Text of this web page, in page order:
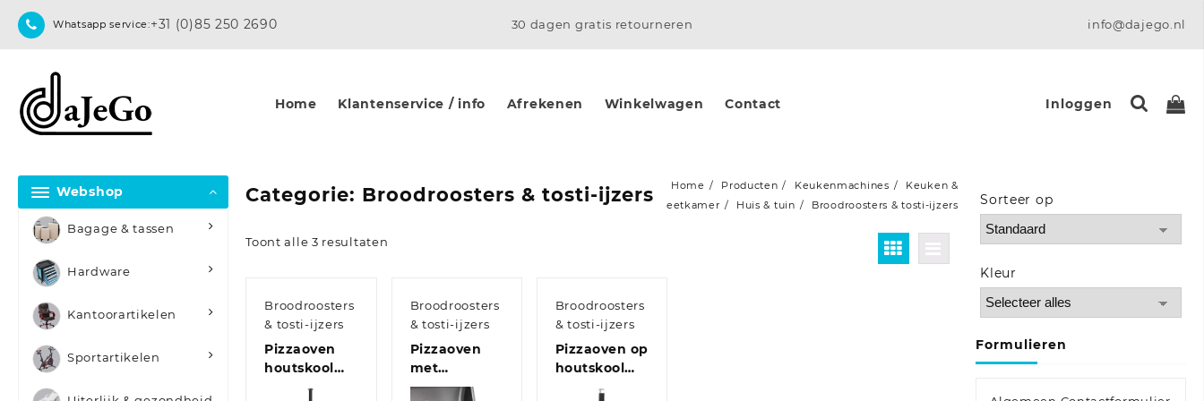
Whatsapp service:+31 (0)85 250 2690 30 dagen gratis retourneren info@dajego.nl
Home Klantenservice / info Afrekenen Winkelwagen Contact Inloggen
Webshop
Bagage & tassen
Hardware
Kantoorartikelen
Sportartikelen
Categorie: Broodroosters & tosti-ijzers Home Producten Keukenmachines
Keuken &
eetkamer
Huis & tuin Broodroosters & tosti-ijzers
Toont alle 3 resultaten
Broodroosters
& tosti-ijzers
Pizzaoven
houtskool
Broodroosters
& tosti-ijzers
Pizzaoven
met
keramische
Broodroosters
& tosti-ijzers
Pizzaoven op
houtskool
Sorteer op
Sort Products
Kleur
Formulieren